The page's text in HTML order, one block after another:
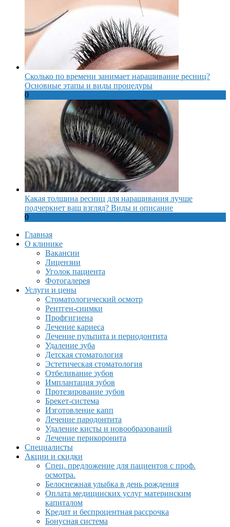
Сколько по времени занимает наращивание ресниц?
Основные этапы и виды процедуры
0
Какая толщина ресниц для наращивания лучше
подчеркнет ваш взгляд? Виды и описание
0
Главная
О клинике
Вакансии
Лицензии
Уголок пациента
Фотогалерея
Услуги и цены
Стоматологический осмотр
Рентген-снимки
Профгигиена
Лечение кариеса
Лечение пульпита и периодонтита
Удаление зуба
Детская стоматология
Эстетическая стоматология
Отбеливание зубов
Имплантация зубов
Протезирование зубов
Брекет-система
Изготовление капп
Лечение пародонтита
Удаление кисты и новообразований
Лечение перикоронита
Специалисты
Акции и скидки
Спец. предложение для пациентов с проф.
осмотра.
Белоснежная улыбка в день рождения
Оплата медицинских услуг материнским
капиталом
Кредит и беспроцентная рассрочка
Бонусная система